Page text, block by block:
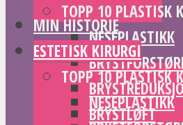
TOPP 10 PLASTISK
NESEPLASTIKK
BRYSTLØFT
MIN HISTORIE
ESTETISK KIRURGI
TOPP 10 PLASTISK
NESEPLASTIKK